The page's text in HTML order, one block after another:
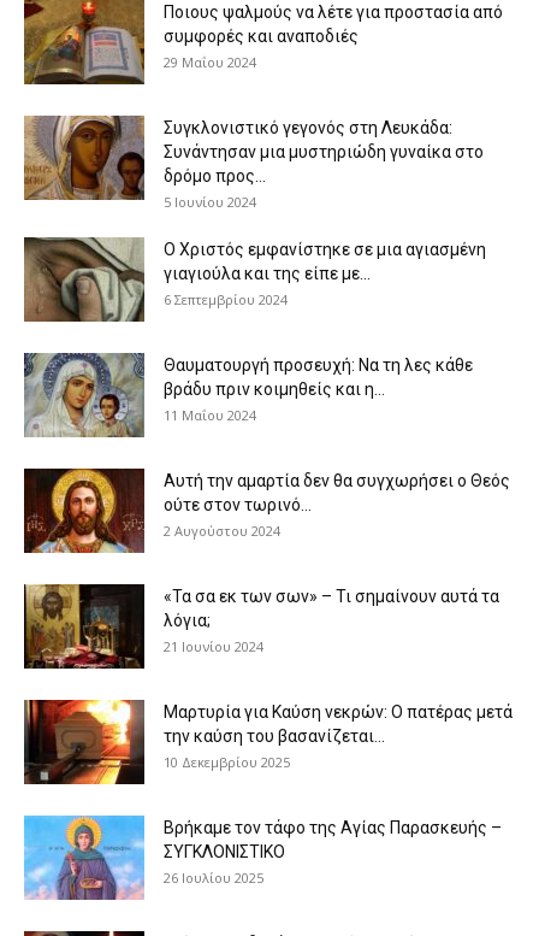
Ποιους ψαλμούς να λέτε για προστασία από
συμφορές και αναποδιές
29 Μαΐου 2024
Συγκλονιστικό γεγονός στη Λευκάδα:
Συνάντησαν μια μυστηριώδη γυναίκα στο
δρόμο προς...
5 Ιουνίου 2024
Ο Χριστός εμφανίστηκε σε μια αγιασμένη
γιαγιούλα και της είπε με...
6 Σεπτεμβρίου 2024
Θαυματουργή προσευχή: Να τη λες κάθε
βράδυ πριν κοιμηθείς και η...
11 Μαΐου 2024
Αυτή την αμαρτία δεν θα συγχωρήσει ο Θεός
ούτε στον τωρινό...
2 Αυγούστου 2024
«Τα σα εκ των σων» – Τι σημαίνουν αυτά τα
λόγια;
21 Ιουνίου 2024
Μαρτυρία για Καύση νεκρών: Ο πατέρας μετά
την καύση του βασανίζεται...
10 Δεκεμβρίου 2025
Βρήκαμε τον τάφο της Αγίας Παρασκευής –
ΣΥΓΚΛΟΝΙΣΤΙΚΟ
26 Ιουλίου 2025